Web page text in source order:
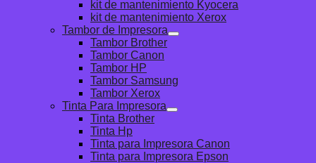
kit de mantenimiento Kyocera
kit de mantenimiento Xerox
Tambor de Impresora
Tambor Brother
Tambor Canon
Tambor HP
Tambor Samsung
Tambor Xerox
Tinta Para Impresora
Tinta Brother
Tinta Hp
Tinta para Impresora Canon
Tinta para Impresora Epson